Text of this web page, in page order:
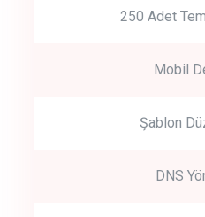
250 Adet
Mobil
Şablon
DNS